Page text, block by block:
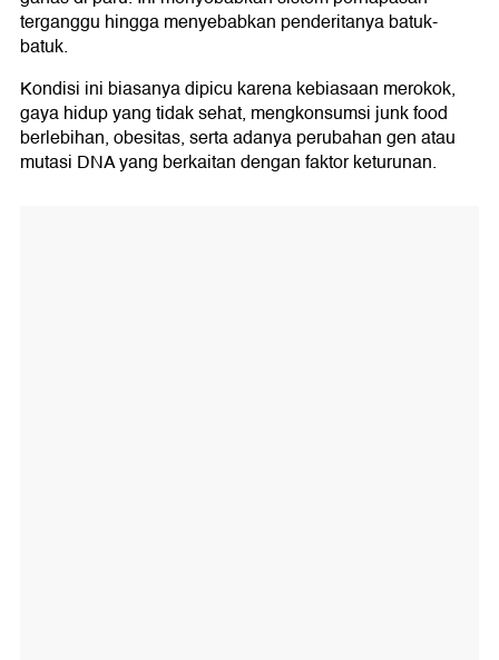
terganggu hingga menyebabkan penderitanya batuk-
batuk.
Kondisi ini biasanya dipicu karena kebiasaan merokok,
gaya hidup yang tidak sehat, mengkonsumsi junk food
berlebihan, obesitas, serta adanya perubahan gen atau
mutasi DNA yang berkaitan dengan faktor keturunan.